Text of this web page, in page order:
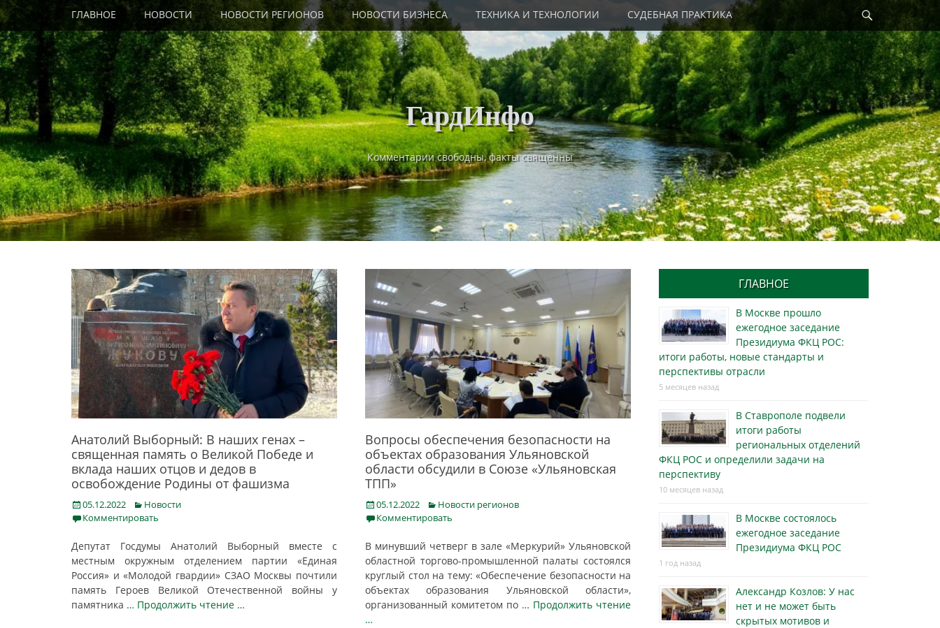
Skip
content
Primary Menu
ГЛАВНОЕ НОВОСТИ НОВОСТИ РЕГИОНОВ НОВОСТИ БИЗНЕСА ТЕХНИКА И ТЕХНОЛОГИИ СУДЕБНАЯ ПРАКТИКА
ГардИнфо
Комментарии свободны, факты священны
Анатолий Выборный: В наших генах –
священная память о Великой Победе и
вклада наших отцов и дедов в
освобождение Родины от фашизма
Posted
on
05.12.2022 Categories
Новости
Комментировать
Депутат Госдумы Анатолий Выборный вместе с
местным окружным отделением партии «Единая
Россия» и «Молодой гвардии» СЗАО Москвы почтили
память Героев Великой Отечественной войны у
памятника … Продолжить чтение …
Вопросы обеспечения безопасности на
объектах образования Ульяновской
области обсудили в Союзе «Ульяновская
ТПП»
Posted
on
05.12.2022 Categories
Новости регионов
Комментировать
В минувший четверг в зале «Меркурий» Ульяновской
областной торгово-промышленной палаты состоялся
круглый стол на тему: «Обеспечение безопасности на
объектах образования Ульяновской области»,
организованный комитетом по … Продолжить чтение
…
ГЛАВНОЕ
В Москве прошло
ежегодное заседание
Президиума ФКЦ РОС:
итоги работы, новые стандарты и
перспективы отрасли
5 месяцев назад
В Ставрополе подвели
итоги работы
региональных отделений
ФКЦ РОС и определили задачи на
перспективу
10 месяцев назад
В Москве состоялось
ежегодное заседание
Президиума ФКЦ РОС
1 год назад
Александр Козлов: У нас
нет и не может быть
скрытых мотивов и